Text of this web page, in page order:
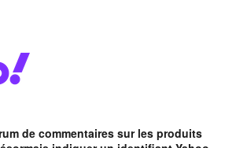
de commentaires sur les produits